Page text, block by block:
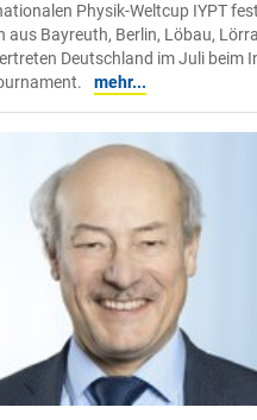
Physik-Weltcup IYPT
aus Bayreuth, Berlin, Löbau,
Deutschland im Juli beim
mehr...